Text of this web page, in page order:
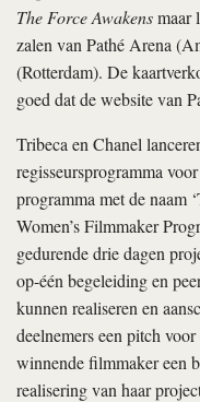
The Force Awakensmaar
zalen van Pathé Arena
(Rotterdam). De
goed dat de website van
Tribeca en Chanel
regisseursprogramma
programma met de naam
Women’s Filmmaker
gedurende drie dagen
op-één begeleiding en
kunnen realiseren en
deelnemers een pitch
winnende filmmaker een
realisering van haar